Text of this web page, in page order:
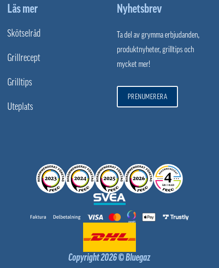
Läs mer
Skötselråd
Grillrecept
Grilltips
Uteplats
Nyhetsbrev
Ta del av grymma erbjudanden,
produktnyheter, grilltips och
mycket mer!
PRENUMERERA
Copyright 2026 © Bluegaz